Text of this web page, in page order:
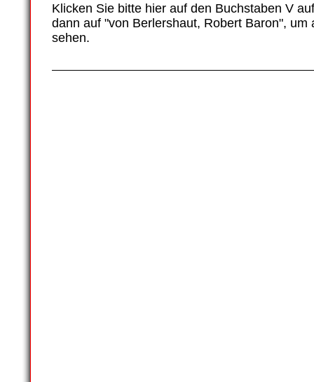
Klicken Sie bitte hier auf den Buchstaben V
dann auf "von Berlershaut, Robert Baron", um
sehen.